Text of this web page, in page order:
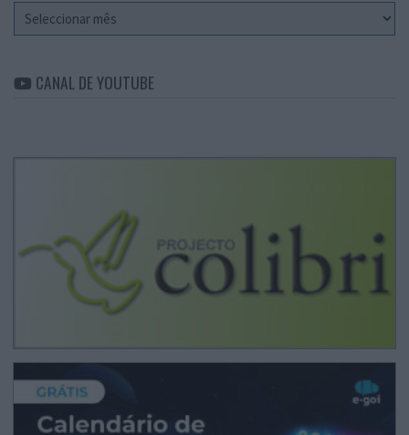
Arquivo
CANAL DE YOUTUBE